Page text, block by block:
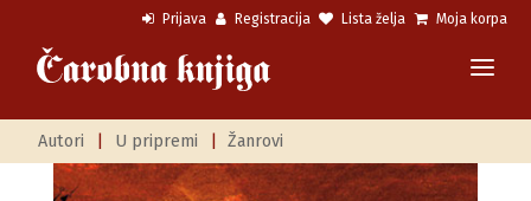
Prijava Registracija Lista želja Moja korpa
Autori U pripremi Žanrovi